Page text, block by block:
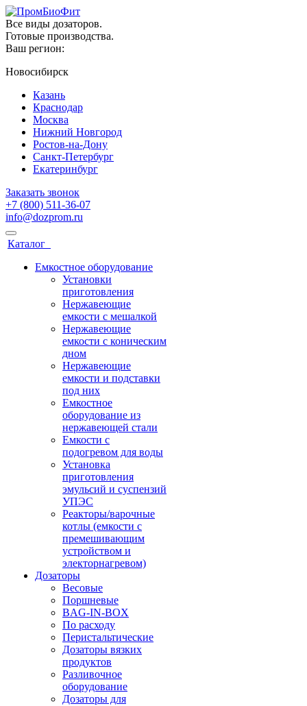
Все виды дозаторов.
Готовые производства.
Ваш регион:
Новосибирск
Казань
Краснодар
Москва
Нижний Новгород
Ростов-на-Дону
Санкт-Петербург
Екатеринбург
Заказать звонок
+7 (800) 511-36-07
info@dozprom.ru
Каталог
Емкостное оборудование
Установки
приготовления
Нержавеющие
емкости с мешалкой
Нержавеющие
емкости с коническим
дном
Нержавеющие
емкости и подставки
под них
Емкостное
оборудование из
нержавеющей стали
Емкости с
подогревом для воды
Установка
приготовления
эмульсий и суспензий
УПЭС
Реакторы/варочные
котлы (емкости с
премешивающим
устройством и
электорнагревом)
Дозаторы
Весовые
Поршневые
BAG-IN-BOX
По расходу
Перистальтические
Дозаторы вязких
продуктов
Разливочное
оборудование
Дозаторы для